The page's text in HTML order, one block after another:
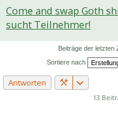
Come and swap Goth
sucht Teilnehmer!
Beiträge der letzten
Sortiere nach
Antworten
13